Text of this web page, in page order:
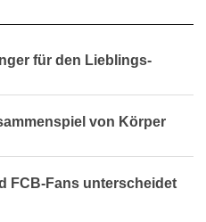
für den Lieblings-
von Körper
FCB-Fans unterscheidet